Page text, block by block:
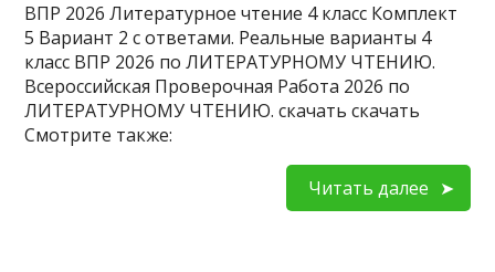
ВПР 2026 Литературное чтение 4 класс Комплект
5 Вариант 2 с ответами. Реальные варианты 4
класс ВПР 2026 по ЛИТЕРАТУРНОМУ ЧТЕНИЮ.
Всероссийская Проверочная Работа 2026 по
ЛИТЕРАТУРНОМУ ЧТЕНИЮ. скачать скачать
Смотрите также:
Читать далее